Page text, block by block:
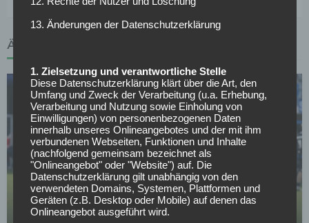
ÄHNLICHE ARTIKEL
2. BUNDESLIGA
Ab- und Aufstiegskampf-Entscheidungen in der 2.
Bundesliga
01.05.2026
13. Änderungen der Datenschutzerklärung
1. Zielsetzung und verantwortliche Stelle
Diese Datenschutzerklärung klärt über die Art, den
Umfang und Zweck der Verarbeitung (u.a. Erhebung,
Verarbeitung und Nutzung sowie Einholung von
Einwilligungen) von personenbezogenen Daten
innerhalb unseres Onlineangebotes und der mit ihm
verbundenen Webseiten, Funktionen und Inhalte
(nachfolgend gemeinsam bezeichnet als
"Onlineangebot" oder "Website") auf. Die
Datenschutzerklärung gilt unabhängig von den
verwendeten Domains, Systemen, Plattformen und
Geräten (z.B. Desktop oder Mobile) auf denen das
Onlineangebot ausgeführt wird.